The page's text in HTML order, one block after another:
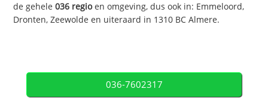
de gehele036 regioen omgeving, dus ook in: Emmeloord,
Dronten, Zeewolde en uiteraard in 1310 BC Almere.
036-7602317